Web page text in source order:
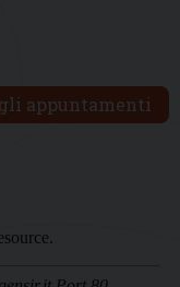
appuntamenti